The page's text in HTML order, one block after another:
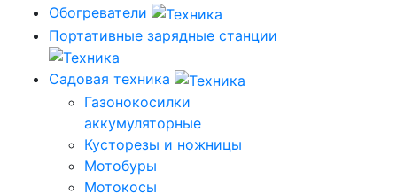
Обогреватели
Портативные зарядные станции
Садовая техника
Газонокосилки
аккумуляторные
Кусторезы и ножницы
Мотобуры
Мотокосы